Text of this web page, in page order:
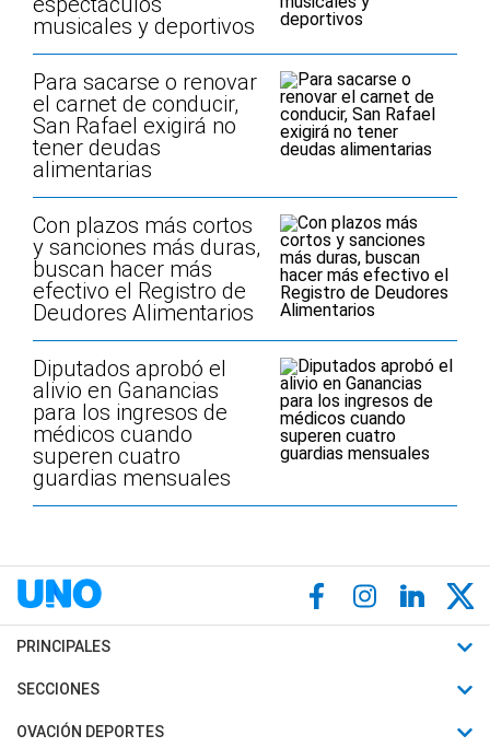
musicales y deportivos
Para sacarse o renovar
el carnet de conducir,
San Rafael exigirá no
tener deudas
alimentarias
Con plazos más cortos
y sanciones más duras,
buscan hacer más
efectivo el Registro de
Deudores Alimentarios
Diputados aprobó el
alivio en Ganancias
para los ingresos de
médicos cuando
superen cuatro
guardias mensuales
PRINCIPALES
Últimas Noticias
Política
SECCIONES
Horóscopo
OVACIÓN DEPORTES